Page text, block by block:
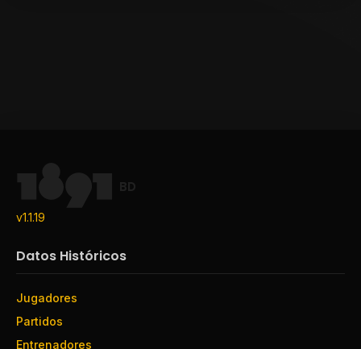
BD
v1.1.19
Datos Históricos
Jugadores
Partidos
Entrenadores